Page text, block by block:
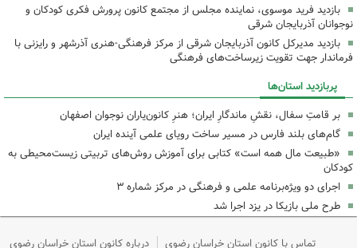
بازدید فرید موسوی، نماینده مجلس از مجتمع کانون پرورش فکری کودکان و
نوجوانان آذربایجان شرقی
بازدید مدیرکل کانون آذربایجان شرقی از مرکز فرهنگی‌-هنری آذرشهر و رایزنی با
فرماندار جهت تقویت زیرساخت‌های فرهنگی
پربازدید استان‌ها
بر قامتِ سفال، نقشِ ماندگارِ ایران؛ هنرِ کانون‌یاران نوجوان اصفهان
گام‌های بلند فارس در مسیر ساخت رویای علمی آینده ایران
«طبیعت مال همه است» کتابی برای آموزش روش‌های تربیتی زیست‌محیطی به
کودکان
اجرای دو ویژه‌برنامه علمی و فرهنگی در مرکز شماره ۳
طرح ملی بازیکا در یزد اجرا شد
تماس با کانون استان خراسان رضوی درباره کانون استان خراسان رضوی